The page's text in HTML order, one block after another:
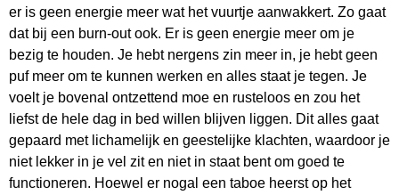
er is geen energie meer wat het vuurtje aanwakkert. Zo gaat
dat bij een burn-out ook. Er is geen energie meer om je
bezig te houden. Je hebt nergens zin meer in, je hebt geen
puf meer om te kunnen werken en alles staat je tegen. Je
voelt je bovenal ontzettend moe en rusteloos en zou het
liefst de hele dag in bed willen blijven liggen. Dit alles gaat
gepaard met lichamelijk en geestelijke klachten, waardoor je
niet lekker in je vel zit en niet in staat bent om goed te
functioneren. Hoewel er nogal een taboe heerst op het